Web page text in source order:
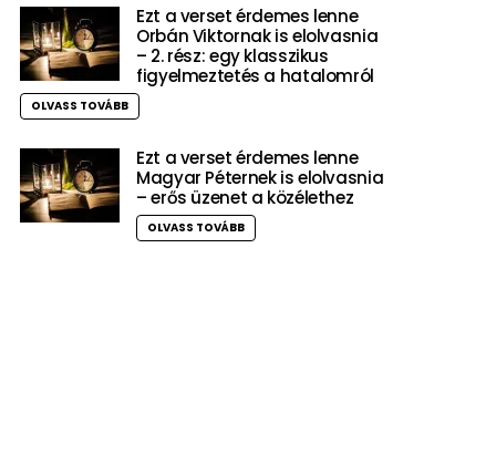
Ezt a verset érdemes lenne
Orbán Viktornak is elolvasnia
– 2. rész: egy klasszikus
figyelmeztetés a hatalomról
OLVASS TOVÁBB
Ezt a verset érdemes lenne
Magyar Péternek is elolvasnia
– erős üzenet a közélethez
OLVASS TOVÁBB